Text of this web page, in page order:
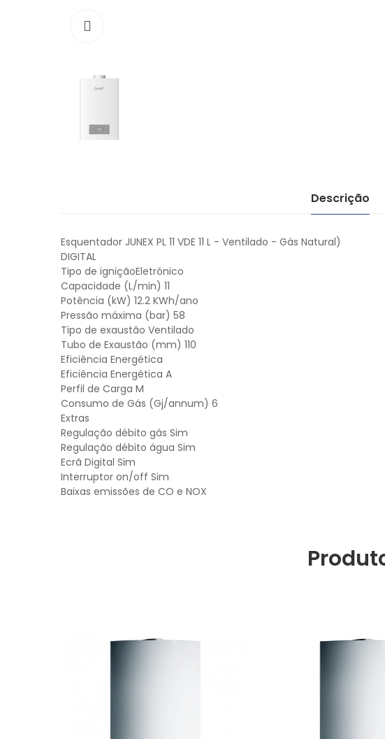
Descrição
Esquentador JUNEX PL 11 VDE 11 L - Ventilado - Gás Natural)
DIGITAL
Tipo de igniçãoEletrónico
Capacidade (L/min) 11
Potência (kW) 12.2 KWh/ano
Pressão máxima (bar) 58
Tipo de exaustão Ventilado
Tubo de Exaustão (mm) 110
Eficiência Energética
Eficiência Energética A
Perfil de Carga M
Consumo de Gás (Gj/annum) 6
Extras
Regulação débito gás Sim
Regulação débito água Sim
Ecrã Digital Sim
Interruptor on/off Sim
Baixas emissões de CO e NOX